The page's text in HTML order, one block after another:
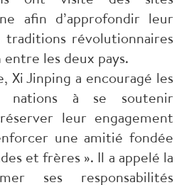
afin d’approfondir leur
traditions révolutionnaires
les deux pays.
Xi Jinping a encouragé les
nations à se soutenir
leur engagement
une amitié fondée
et frères ». Il a appelé la
ses responsabilités